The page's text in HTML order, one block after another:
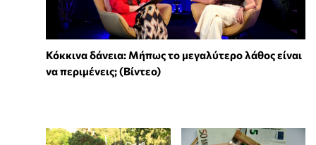
Κόκκινα δάνεια: Μήπως το μεγαλύτερο λάθος είναι
να περιμένεις; (Βίντεο)